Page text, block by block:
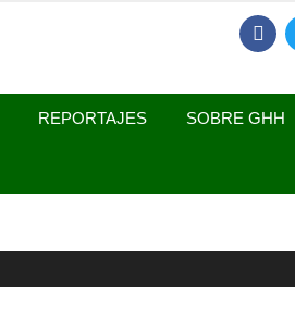
REPORTAJES SOBRE GHH